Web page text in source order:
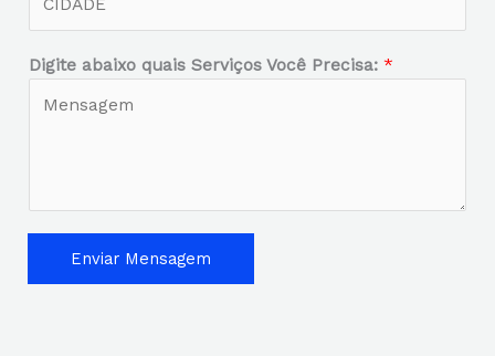
Digite abaixo quais Serviços Você Precisa: *
Enviar Mensagem